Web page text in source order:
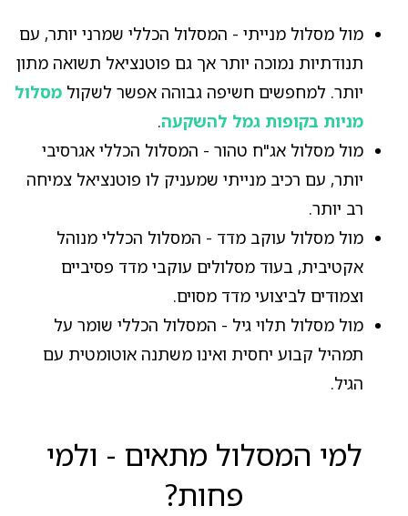
מול מסלול מנייתי - המסלול הכללי שמרני יותר, עם
תנודתיות נמוכה יותר אך גם פוטנציאל תשואה מתון
יותר. למחפשים חשיפה גבוהה אפשר לשקול מסלול
מניות בקופות גמל להשקעה.
מול מסלול אג"ח טהור - המסלול הכללי אגרסיבי
יותר, עם רכיב מנייתי שמעניק לו פוטנציאל צמיחה
רב יותר.
מול מסלול עוקב מדד - המסלול הכללי מנוהל
אקטיבית, בעוד מסלולים עוקבי מדד פסיביים
וצמודים לביצועי מדד מסוים.
מול מסלול תלוי גיל - המסלול הכללי שומר על
תמהיל קבוע יחסית ואינו משתנה אוטומטית עם
הגיל.
למי המסלול מתאים - ולמי
פחות?